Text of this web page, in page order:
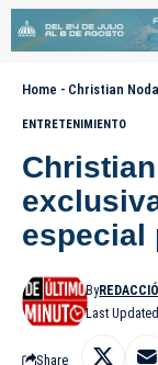
Home - Christian Nodal
ENTRETENIMIENTO
especial
Last
By
Share